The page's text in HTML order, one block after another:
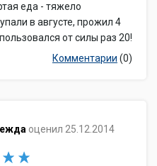
еда - тяжело
в августе, прожил 4
от силы раз 20!
Комментарии (0)
оценил 25.12.2014